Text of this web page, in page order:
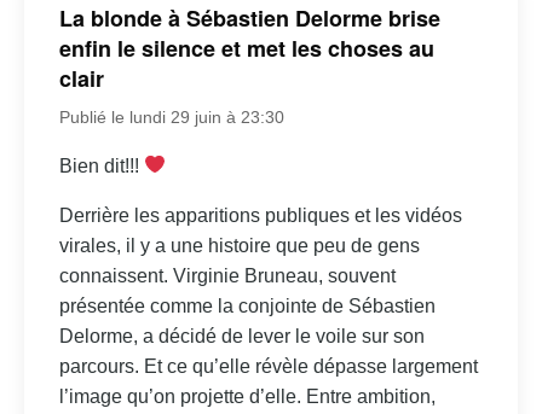
La blonde à Sébastien Delorme brise
enfin le silence et met les choses au
clair
Publié le lundi 29 juin à 23:30
Bien dit!!!
Derrière les apparitions publiques et les vidéos
virales, il y a une histoire que peu de gens
connaissent. Virginie Bruneau, souvent
présentée comme la conjointe de Sébastien
Delorme, a décidé de lever le voile sur son
parcours. Et ce qu’elle révèle dépasse largement
l’image qu’on projette d’elle. Entre ambition,